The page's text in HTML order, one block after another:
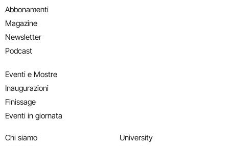
Abbonamenti
Magazine
Newsletter
Podcast
Eventi e Mostre
Inaugurazioni
Finissage
Eventi in giornata
Chi siamo
University